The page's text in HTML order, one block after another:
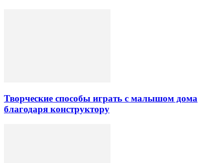
Творческие способы играть с малышом дома
благодаря конструктору